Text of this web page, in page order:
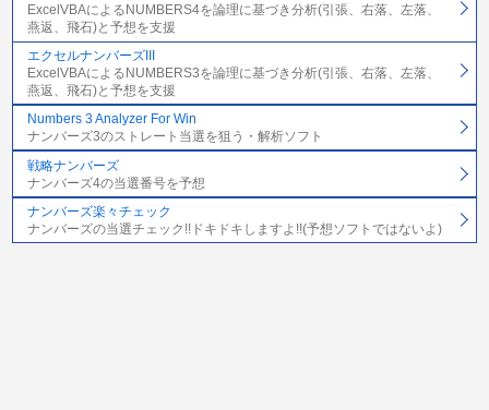
ExcelVBAによるNUMBERS4を論理に基づき分析(引張、右落、左落、
燕返、飛石)と予想を支援
エクセルナンバーズIII
ExcelVBAによるNUMBERS3を論理に基づき分析(引張、右落、左落、
燕返、飛石)と予想を支援
Numbers 3 Analyzer For Win
ナンバーズ3のストレート当選を狙う・解析ソフト
戦略ナンバーズ
ナンバーズ4の当選番号を予想
ナンバーズ楽々チェック
ナンバーズの当選チェック!!ドキドキしますよ!!(予想ソフトではないよ)